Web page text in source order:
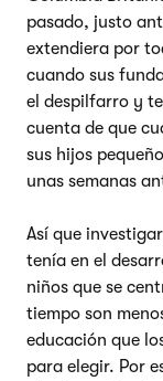
pasado, justo
extendiera por
cuando sus
el despilfarro y
cuenta de que
sus hijos
unas semanas
Así que
tenía en el
niños que se
tiempo son
educación que
para elegir. Por